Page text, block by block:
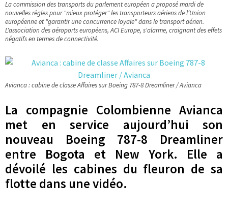
La commission des transports du parlement européen a proposé mardi de
nouvelles règles pour "mieux protéger" les transporteurs aériens de l’Union
européenne et "garantir une concurrence loyale" dans le transport aérien.
L'association des aéroports européens, ACI Europe, s'alarme, craignant des effets
négatifs en termes de connectivité.
Avianca : cabine de classe Affaires sur Boeing 787-8 Dreamliner / Avianca
La compagnie Colombienne Avianca
met en service aujourd’hui son
nouveau Boeing 787-8 Dreamliner
entre Bogota et New York. Elle a
dévoilé les cabines du fleuron de sa
flotte dans une vidéo.